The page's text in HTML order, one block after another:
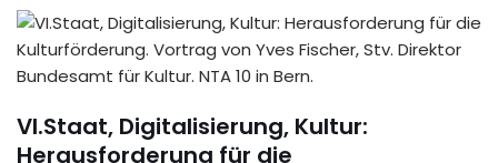
VI.Staat, Digitalisierung, Kultur:
Herausforderung für die